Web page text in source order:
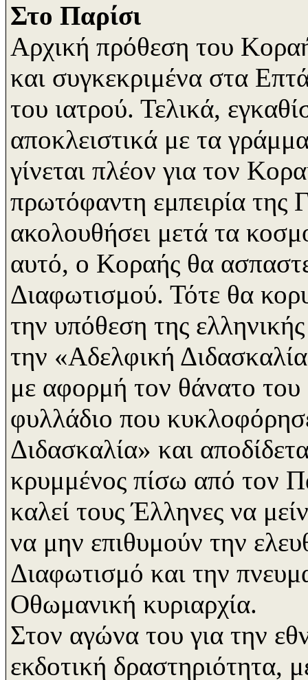
Στο Παρίσι
Αρχική πρόθεση του
και συγκεκριμένα στα
του ιατρού. Τελικά,
αποκλειστικά με τα
γίνεται πλέον για τον
πρωτόφαντη εμπειρία της
ακολουθήσει μετά τα
αυτό, ο Κοραής θα
Διαφωτισμού. Τότε θα
την υπόθεση της
την «Αδελφική
με αφορμή τον θάνατο
φυλλάδιο που
Διδασκαλία» και
κρυμμένος πίσω από τον
καλεί τους Έλληνες να
να μην επιθυμούν την
Διαφωτισμό και την
Οθωμανική κυριαρχία.
Στον αγώνα του για την
εκδοτική δραστηριότητα,